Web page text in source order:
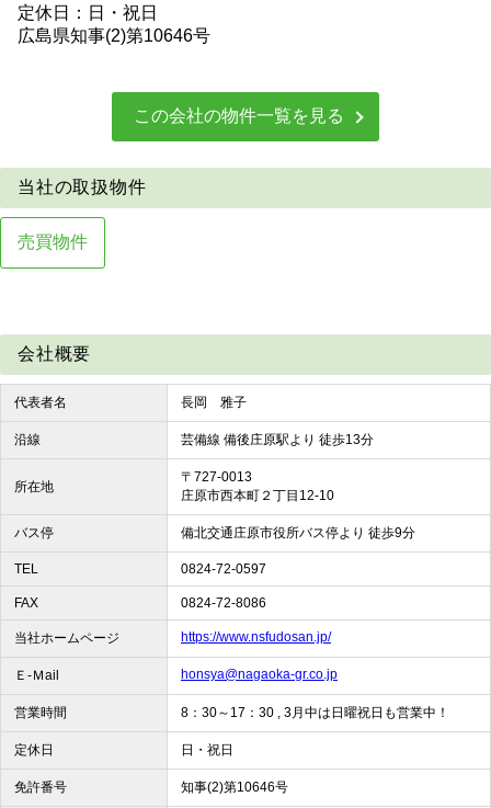
定休日：日・祝日
広島県知事(2)第10646号
この会社の物件一覧を見る
当社の取扱物件
売買物件
売土地
会社概要
代表者名 長岡 雅子
沿線 芸備線 備後庄原駅より 徒歩13分
所在地
〒727-0013
庄原市西本町２丁目12-10
バス停 備北交通庄原市役所バス停より 徒歩9分
TEL 0824-72-0597
FAX 0824-72-8086
当社ホームページ https://www.nsfudosan.jp/
Ｅ-Ｍail honsya@nagaoka-gr.co.jp
営業時間 8：30～17：30 , 3月中は日曜祝日も営業中！
定休日 日・祝日
免許番号 知事(2)第10646号